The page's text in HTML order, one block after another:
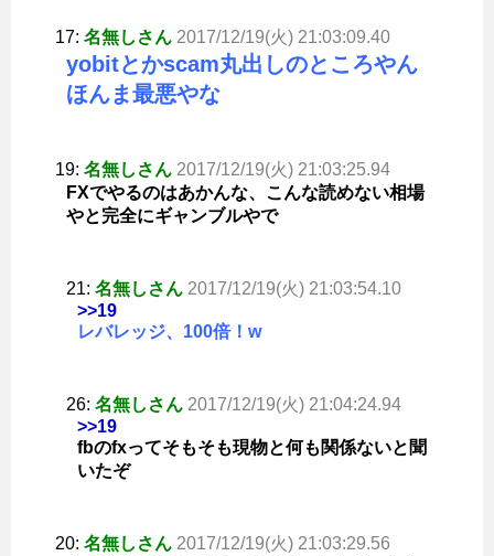
17: 名無しさん 2017/12/19(火) 21:03:09.40
yobitとかscam丸出しのところやん
ほんま最悪やな
19: 名無しさん 2017/12/19(火) 21:03:25.94
FXでやるのはあかんな、こんな読めない相場
やと完全にギャンブルやで
21: 名無しさん 2017/12/19(火) 21:03:54.10
>>19
レバレッジ、100倍！w
26: 名無しさん 2017/12/19(火) 21:04:24.94
>>19
fbのfxってそもそも現物と何も関係ないと聞
いたぞ
20: 名無しさん 2017/12/19(火) 21:03:29.56